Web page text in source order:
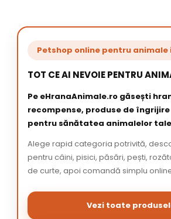
Petshop online pentru
TOT CE AI NEVOIE PENTRU
Pe eHranaAnimale.ro găsești
recompense, produse de îngrijire
pentru sănătatea animalelor
Alege rapid categoria potrivită,
pentru câini, pisici, păsări, pești,
de curte, apoi comandă simplu
Vezi toate